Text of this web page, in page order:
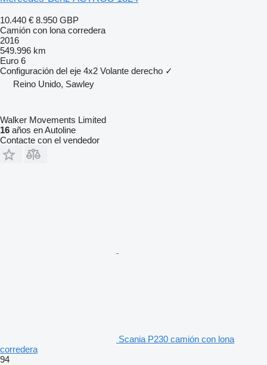
10.440 € 8.950 GBP
Camión con lona corredera
2016
549.996 km
Euro 6
Configuración del eje 4x2 Volante derecho ✓
Reino Unido, Sawley
Walker Movements Limited
16 años en Autoline
Contacte con el vendedor
Scania P230 camión con lona
corredera
94